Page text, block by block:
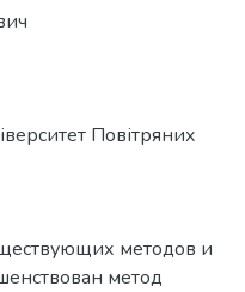
Повітряних
методов и
метод